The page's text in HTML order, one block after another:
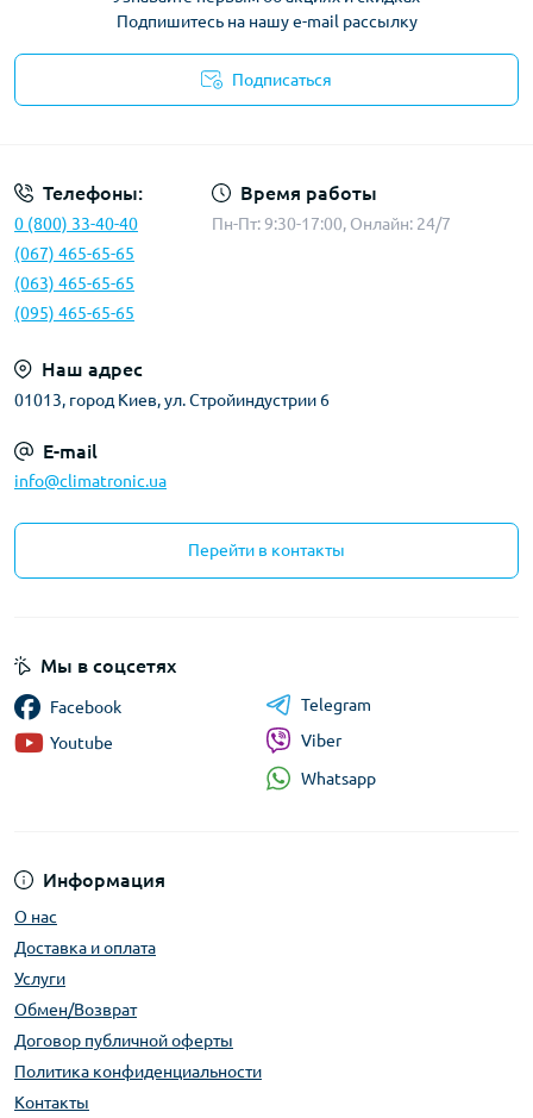
Подпишитесь на нашу e-mail рассылку
Подписаться
Телефоны:
0 (800) 33-40-40
(067) 465-65-65
(063) 465-65-65
(095) 465-65-65
Время работы
Пн-Пт: 9:30-17:00, Онлайн: 24/7
Наш адрес
01013, город Киев, ул. Стройиндустрии 6
E-mail
info@climatronic.ua
Перейти в контакты
Информация
О нас
Доставка и оплата
Услуги
Обмен/Возврат
Договор публичной оферты
Политика конфиденциальности
Контакты
Мы в соцсетях
Facebook
Youtube
Telegram
Viber
Whatsapp